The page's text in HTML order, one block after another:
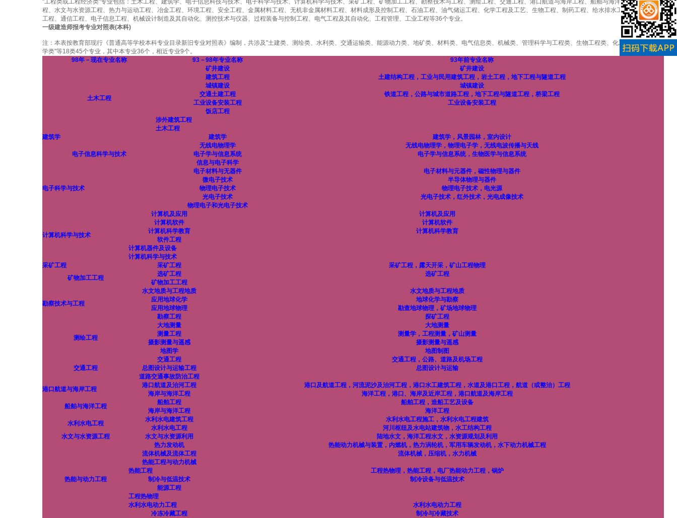
"工程类或工程经济类"专业包括：土木工程、建筑学、电子信息科技与技术、电子科学与技术、计算机科学与技术、采矿工程、矿物加工工程、勘察技术与工程、测绘工程、交通工程、港口航道与海岸工程、船舶与海洋工程、水利水电工
程、水文与水资源工程、热力与运动工程、冶金工程、环境工程、安全工程、金属材料工程、无机非金属材料工程、材料成形及控制工程、石油工程、油气储运工程、化学工程及工艺、生物工程、制药工程、给水排水工程、建筑环境与设备
工程、通信工程、电子信息工程、机械设计制造及其自动化、测控技术与仪器、过程装备与控制工程、电气工程及其自动化、工程管理、工业工程等36个专业。
一级建造师报考专业对照表(本科)
注：本表按教育部现行《普通高等学校本科专业目录新旧专业对照表》编制，共涉及"土建类、测绘类、水利类、交通运输类、能源动力类、地矿类、材料类、电气信息类、机械类、管理科学与工程类、生物工程类、化工与制药类、工程力
学类"等18类45个专业，其中本专业36个，相近专业9个。
98年－现在专业名称
93－98年专业名称 93年前专业名称
土木工程
矿井建设
矿井建设
建筑工程
土建结构工程，工业与民用建筑工程，岩土工程，地下工程与隧道工程
城镇建设
城镇建设
交通土建工程
铁道工程，公路与城市道路工程，地下工程与隧道工程，桥梁工程
工业设备安装工程
工业设备安装工程
饭店工程
涉外建筑工程
土木工程
建筑学
建筑学 建筑学，风景园林，室内设计
电子信息科学与技术
无线电物理学
无线电物理学，物理电子学，无线电波传播与天线
电子学与信息系统
电子学与信息系统，生物医学与信息系统
信息与电子科学
电子科学与技术
电子材料与无器件
电子材料与元器件，磁性物理与器件
微电子技术
半导体物理与器件
物理电子技术
物理电子技术，电光源
光电子技术
光电子技术，红外技术，光电成像技术
物理电子和光电子技术
计算机科学与技术
计算机及应用
计算机及应用
计算机软件
计算机软件
计算机科学教育
计算机科学教育
软件工程
计算机器件及设备
计算机科学与技术
采矿工程
采矿工程
采矿工程，露天开采，矿山工程物理
矿物加工工程
选矿工程
选矿工程
矿物加工工程
勘察技术与工程
水文地质与工程地质
水文地质与工程地质
应用地球化学
地球化学与勘察
应用地球物理
勘查地球物理，矿场地球物理
勘察工程
探矿工程
测绘工程
大地测量
大地测量
测量工程
测量学，工程测量，矿山测量
摄影测量与遥感
摄影测量与遥感
地图学
地图制图
交通工程
交通工程
交通工程，公路、道路及机场工程
总图设计与运输工程
总图设计与运输
道路交通事故防治工程
港口航道与海岸工程
港口航道及治河工程
港口及航道工程，河流泥沙及治河工程，港口水工建筑工程，水道及港口工程，航道（或整治）工程
海岸与海洋工程
海洋工程，港口、海岸及近岸工程，港口航道及海岸工程
船舶与海洋工程
船舶工程
船舶工程，造船工艺及设备
海岸与海洋工程
海洋工程
水利水电工程
水利水电建筑工程
水利水电工程施工，水利水电工程建筑
水利水电工程
河川枢纽及水电站建筑物，水工结构工程
水文与水资源工程
水文与水资源利用 陆地水文，海洋工程水文，水资源规划及利用
热能与动力工程
热力发动机
热能动力机械与装置，内燃机，热力涡轮机，军用车辆发动机，水下动力机械工程
流体机械及流体工程
流体机械，压缩机，水力机械
热能工程与动力机械
热能工程
工程热物理，热能工程，电厂热能动力工程，锅炉
制冷与低温技术
制冷设备与低温技术
能源工程
工程热物理
水利水电动力工程
水利水电动力工程
冷冻冷藏工程
制冷与冷藏技术